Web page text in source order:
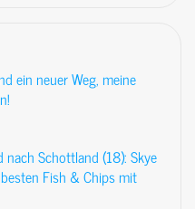
ein neuer Weg, meine
Schottland (18): Skye
Fish & Chips mit